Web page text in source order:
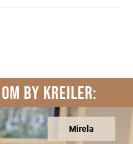
BY KREILER:
Mirela